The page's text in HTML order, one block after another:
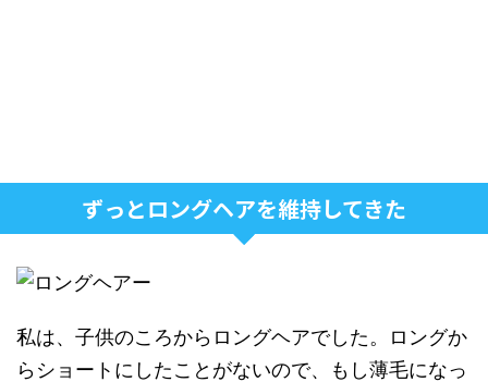
ずっとロングヘアを維持してきた
私は、子供のころからロングヘアでした。ロングか
らショートにしたことがないので、もし薄毛になっ